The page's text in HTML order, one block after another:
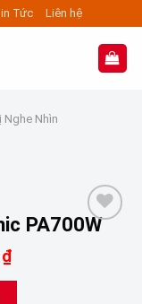
Tức Liên hệ
Nghe Nhìn
PA700W
₫Giá
hiện
lượng